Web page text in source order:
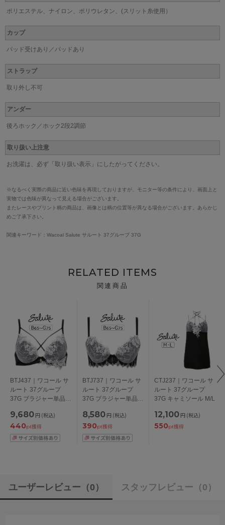
ポリエステル、ナイロン、ポリウレタン、(スリット糸使用）
カップ
パッド受けあり／パッドあり
ストラップ
取り外し不可
アンダー
後ろホック／ホック2段2調節
取り扱い上注意
お洗濯は、必ず「取り扱い表示」にしたがってください。
※なるべく実際の商品に近い色味を再現しておりますが、モニター等の条件により、画面上と
実物では色味が異なって見える場合がございます。
またレースやプリント柄の商品は、画像とは柄の位置等が異なる場合がございます。あらかじ
めご了承下さい。
関連キーワード：Wacoal Salute サルート 37グループ 37G
RELATED ITEMS
関連商品
BTJ437｜ワコール サ
ルート 37グループ
37G ブラジャー単品
アンダー 65/70/75cm
9,680 円 (税込)
440pt獲得
BTJ737｜ワコール サ
ルート 37グループ
37G ブラジャー単品
プ アンダー
65/70/75cm
8,580 円 (税込)
390pt獲得
CTJ237｜ワコール サ
ルート 37グループ
37G キャミソール M/L
12,100 円 (税込)
550pt獲得
ユーザーレビュー （0） スタッフレビュー （0）